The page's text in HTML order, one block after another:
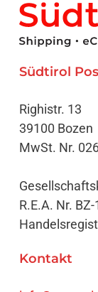
Südtirol
Righistr. 13
39100 Bozen
MwSt. Nr.
R.E.A. Nr.
Kontakt